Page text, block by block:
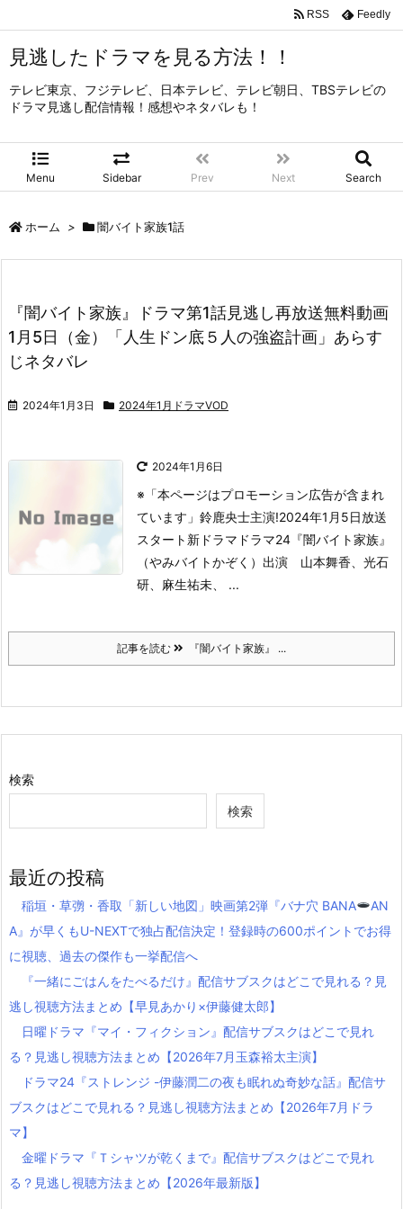
見逃したドラマを見る方法！！
テレビ東京、フジテレビ、日本テレビ、テレビ朝日、TBSテレビの
ドラマ見逃し配信情報！感想やネタバレも！
Menu Sidebar Prev Next Search
RSS Feedly
ホーム > 闇バイト家族1話
『闇バイト家族』ドラマ第1話見逃し再放送無料動画
1月5日（金）「人生ドン底５人の強盗計画」あらす
じネタバレ
2024年1月3日 2024年1月ドラマVOD
2024年1月6日
※「本ページはプロモーション広告が含まれ
ています」 鈴鹿央士主演!2024年1月5日放送
スタート新ドラマ ドラマ24『闇バイト家族』
（やみバイトかぞく） 出演 山本舞香、光石
研、麻生祐未、 ...
記事を読む 『闇バイト家族』 ...
検索
検索
最近の投稿
稲垣・草彅・香取「新しい地図」映画第2弾『バナ穴 BANA
AN
A』が早くもU-NEXTで独占配信決定！登録時の600ポイントでお得
に視聴、過去の傑作も一挙配信へ
『一緒にごはんをたべるだけ』配信サブスクはどこで見れる？見
逃し視聴方法まとめ【早見あかり×伊藤健太郎】
日曜ドラマ『マイ・フィクション』配信サブスクはどこで見れ
る？見逃し視聴方法まとめ【2026年7月玉森裕太主演】
ドラマ24『ストレンジ -伊藤潤二の夜も眠れぬ奇妙な話』配信サ
ブスクはどこで見れる？見逃し視聴方法まとめ【2026年7月ドラ
マ】
金曜ドラマ『Ｔシャツが乾くまで』配信サブスクはどこで見れ
る？見逃し視聴方法まとめ【2026年最新版】